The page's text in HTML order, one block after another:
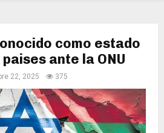
como estado
ante la ONU
22, 2025 375